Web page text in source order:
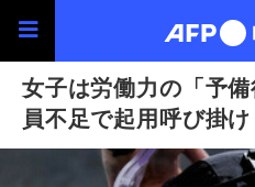
女子は労働力の「予
員不足で起用呼び掛け